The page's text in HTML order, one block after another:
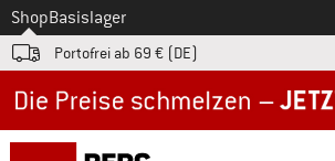
Zum
ShopBasislager
Portofrei ab 69 € (DE)